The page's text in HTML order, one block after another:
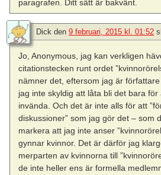
paragrafen. Ditt sätt är bakvänt.
Dick den 9 februari, 2015 kl. 01:52
Jo, Anonymous, jag kan verkligen
citationstecken runt ordet
nämner det, eftersom jag är
jag inte skyldig att låta bli det bara
invända. Och det är inte alls för att
diskussioner” som jag gör det – som
markera att jag inte anser
gynnar kvinnor. Det är därför jag
merparten av kvinnorna till
de inte heller ens är formella